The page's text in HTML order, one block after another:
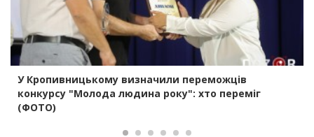
У Кропивницькому визначили переможців
конкурсу "Молода людина року": хто переміг
(ФОТО)